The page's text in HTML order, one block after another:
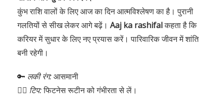
कुंभ राशि वालों के लिए आज का दिन आत्मविश्लेषण का है। पुरानी
गलतियों से सीख लेकर आगे बढ़ें। Aaj ka rashifalकहता है कि
करियर में सुधार के लिए नए प्रयास करें। पारिवारिक जीवन में शांति
बनी रहेगी।
🔑 लकी रंग:आसमानी
🧘‍♂️ टिप:फिटनेस रूटीन को गंभीरता से लें।